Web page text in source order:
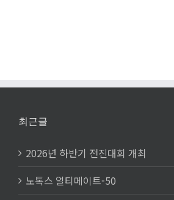
최근글
2026년 하반기 전진대회 개최
노톡스 얼티메이트-50